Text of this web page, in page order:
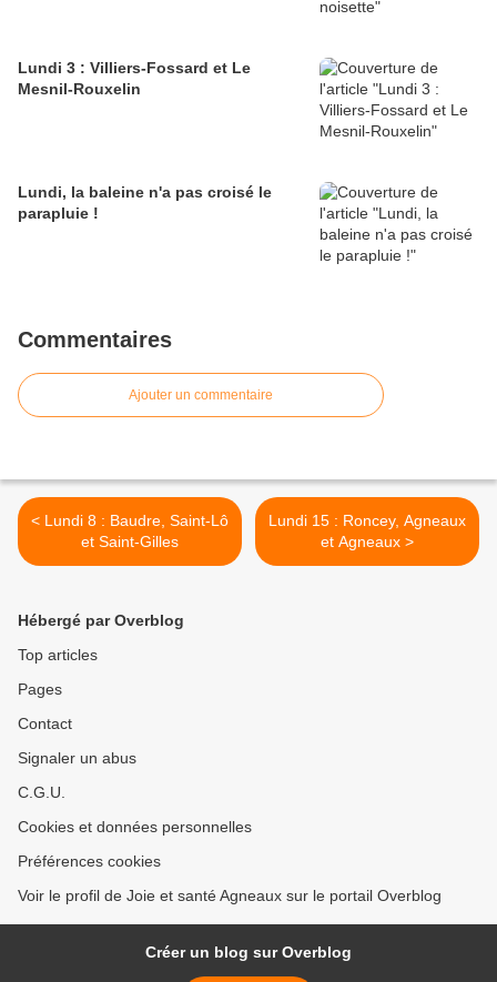
Lundi 3 : Villiers-Fossard et Le
Mesnil-Rouxelin
Lundi, la baleine n'a pas croisé le
parapluie !
Commentaires
Ajouter un commentaire
< Lundi 8 : Baudre, Saint-Lô
et Saint-Gilles
Lundi 15 : Roncey, Agneaux
et Agneaux >
Hébergé par Overblog
Top articles
Pages
Contact
Signaler un abus
C.G.U.
Cookies et données personnelles
Préférences cookies
Voir le profil de Joie et santé Agneaux sur le portail Overblog
Créer un blog sur Overblog